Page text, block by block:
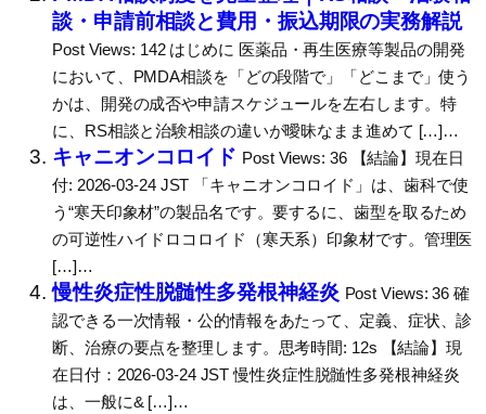
談・申請前相談と費用・振込期限の実務解説
Post Views: 142 はじめに 医薬品・再生医療等製品の開発
において、PMDA相談を「どの段階で」「どこまで」使う
かは、開発の成否や申請スケジュールを左右します。特
に、RS相談と治験相談の違いが曖昧なまま進めて […]…
キャニオンコロイド Post Views: 36 【結論】現在日
付: 2026-03-24 JST 「キャニオンコロイド」は、歯科で使
う“寒天印象材”の製品名です。要するに、歯型を取るため
の可逆性ハイドロコロイド（寒天系）印象材です。管理医
[…]…
慢性炎症性脱髄性多発根神経炎 Post Views: 36 確
認できる一次情報・公的情報をあたって、定義、症状、診
断、治療の要点を整理します。思考時間: 12s 【結論】現
在日付：2026-03-24 JST 慢性炎症性脱髄性多発根神経炎
は、一般に& […]…